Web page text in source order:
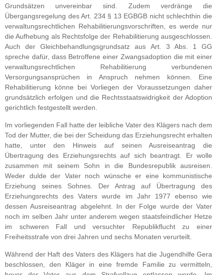
Grundsätzen unvereinbar sind. Zudem verdränge die
Übergangsregelung des Art. 234 § 13 EGBGB nicht schlechthin die
verwaltungsrechtlichen Rehabilitierungsvorschriften, es werde nur
die Aufhebung als Rechtsfolge der Rehabilitierung ausgeschlossen.
Auch der Gleichbehandlungsgrundsatz aus Art. 3 Abs. 1 GG
spreche dafür, dass Betroffene einer Zwangsadoption die mit einer
verwaltungsrechtlichen Rehabilitierung verbundenen
Versorgungsansprüchen in Anspruch nehmen können. Eine
Rehabilitierung könne bei Vorliegen der Voraussetzungen daher
grundsätzlich erfolgen und die Rechtsstaatswidrigkeit der Adoption
gerichtlich festgestellt werden.
Im vorliegenden Fall hatte der leibliche Vater des Klägers nach dem
Tod der Mutter, die bei der Scheidung das Erziehungsrecht erhalten
hatte, unter den Hinweis auf seinen Ausreiseantrag die
Übertragung des Erziehungsrechts auf sich beantragt. Er wolle
zusammen mit seinem Sohn in die Bundesrepublik ausreisen.
Weder dulde der Vater noch wünsche er eine kommunistische
Erziehung seines Sohnes. Der Antrag auf Übertragung des
Erziehungsrechts des Vaters wurde im Jahr 1977 ebenso wie
dessen Ausreiseantrag abgelehnt. In der Folge wurde der Vater
noch im selben Jahr unter anderem wegen staatsfeindlicher Hetze
im schweren Fall und versuchter Republikflucht zu einer
Freiheitsstrafe von drei Jahren und sechs Monaten verurteilt.
Während der Haft des Vaters des Klägers hat die Jugendhilfe Gera
beschlossen, den Kläger in eine fremde Familie zu vermitteln,